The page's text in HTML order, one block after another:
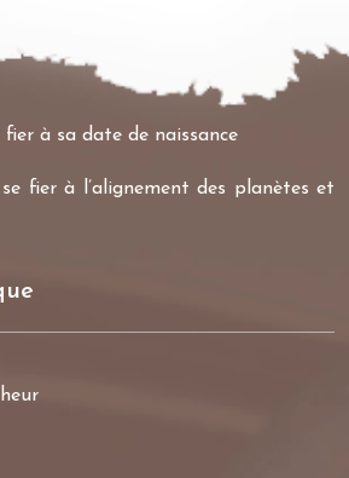
fier à sa date de naissance
se fier à l’alignement des planètes et